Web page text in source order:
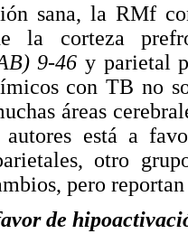
sana, la RMf
la corteza
9-46 y parietal
con TB no
áreas
está a
otro
pero
de